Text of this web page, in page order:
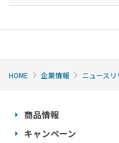
HOME 企業情報 ニュースリ
商品情報
キャンペーン